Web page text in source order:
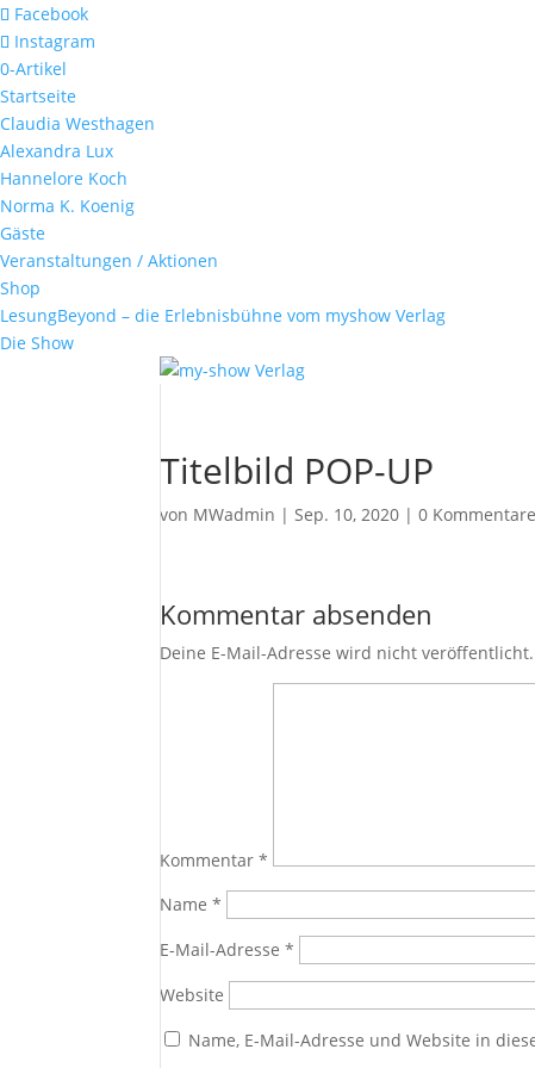
Facebook
Instagram
0-Artikel
Startseite
Claudia Westhagen
Alexandra Lux
Hannelore Koch
Norma K. Koenig
Gäste
Veranstaltungen / Aktionen
Shop
LesungBeyond – die Erlebnisbühne vom myshow Verlag
Die Show
Titelbild POP-UP
von MWadmin |Sep. 10, 2020 |0 Kommentare
Kommentar absenden
Deine E-Mail-Adresse wird nicht veröffentlicht.
Kommentar*
Name*
E-Mail-Adresse*
Website
Name, E-Mail-Adresse und Website in